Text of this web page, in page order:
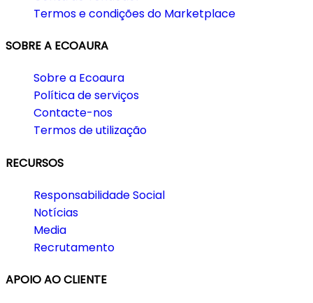
Termos e condições do Marketplace
SOBRE A ECOAURA
Sobre a Ecoaura
Política de serviços
Contacte-nos
Termos de utilização
RECURSOS
Responsabilidade Social
Notícias
Media
Recrutamento
APOIO AO CLIENTE